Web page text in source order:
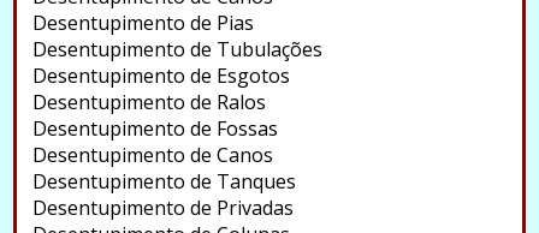
Desentupimento de Pias
Desentupimento de Tubulações
Desentupimento de Esgotos
Desentupimento de Ralos
Desentupimento de Fossas
Desentupimento de Canos
Desentupimento de Tanques
Desentupimento de Privadas